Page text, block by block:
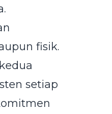
fisik.
setiap